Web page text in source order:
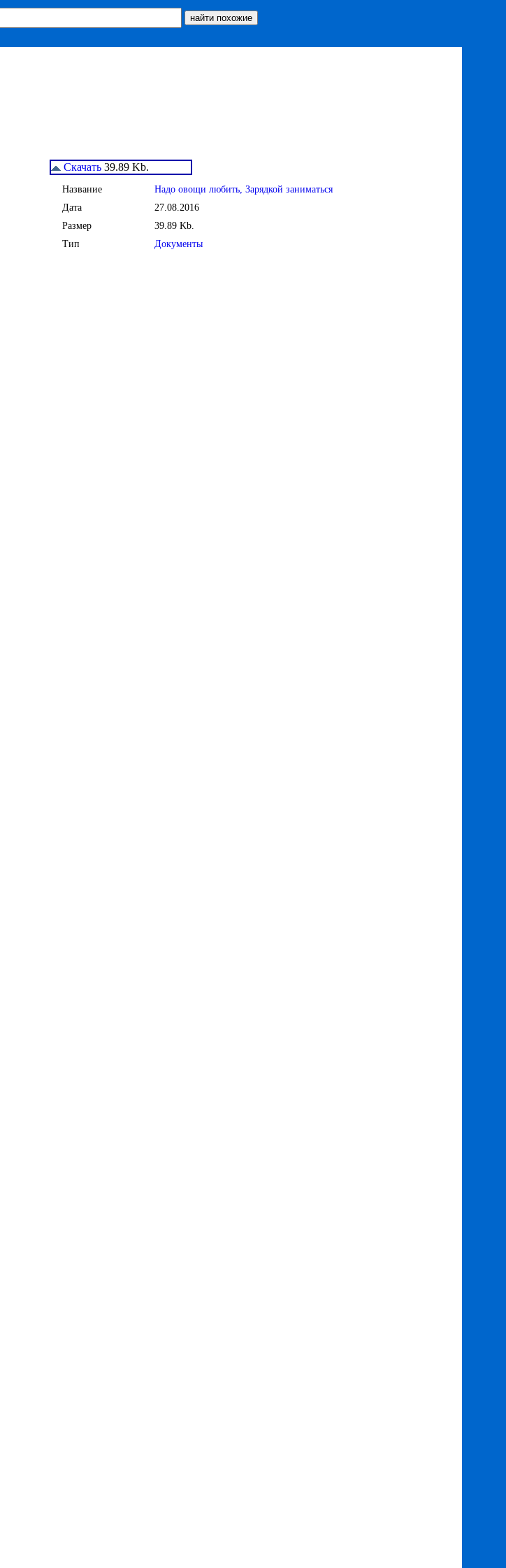
Скачать 39.89 Kb.
Название
Надо овощи любить, Зарядкой заниматься
Дата
27.08.2016
Размер
39.89 Kb.
Тип
Документы